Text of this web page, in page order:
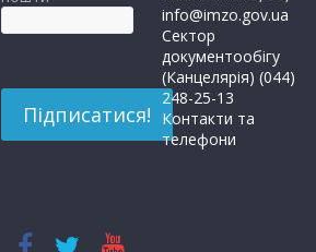
info@imzo.gov.ua
Сектор
документообігу
(Канцелярія) (044)
248-25-13
Контакти та
телефони